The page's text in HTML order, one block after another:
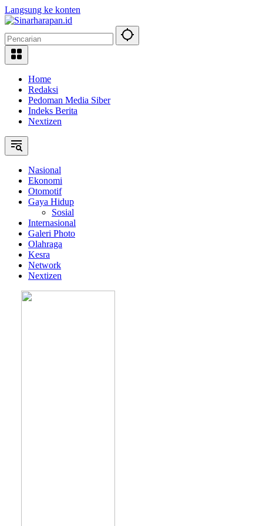
Langsung ke konten
Home
Redaksi
Pedoman Media Siber
Indeks Berita
Nextizen
Nasional
Ekonomi
Otomotif
Gaya Hidup
Sosial
Internasional
Galeri Photo
Olahraga
Kesra
Network
Nextizen